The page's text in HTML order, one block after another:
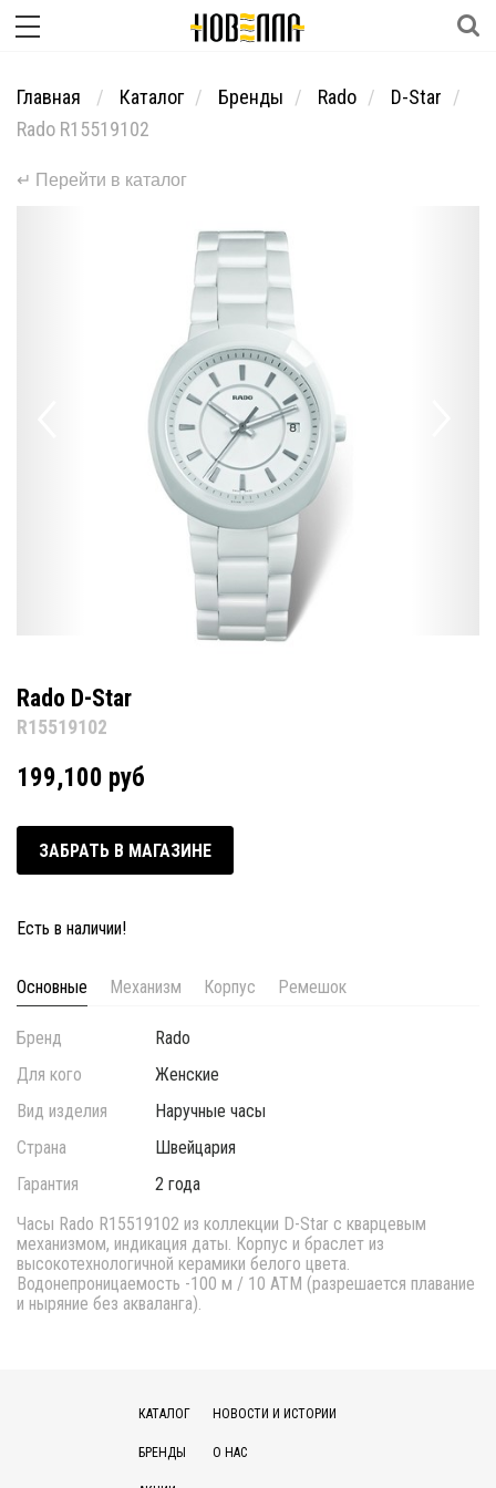
Главная Каталог Бренды Rado
D-Star
Rado R15519102
↵ Перейти в каталог
Rado D-Star
R15519102
199,100 руб
ЗАБРАТЬ В МАГАЗИНЕ
Есть в наличии!
Основные Механизм Корпус Ремешок
Бренд
Rado
Для кого
Женские
Вид изделия
Наручные часы
Страна
Швейцария
Гарантия
2 года
Часы Rado R15519102 из коллекции D-Star с кварцевым
механизмом, индикация даты. Корпус и браслет из
высокотехнологичной керамики белого цвета.
Водонепроницаемость -100 м / 10 АТМ (разрешается плавание
и ныряние без акваланга).
КАТАЛОГ
БРЕНДЫ
НОВОСТИ И ИСТОРИИ
О НАС